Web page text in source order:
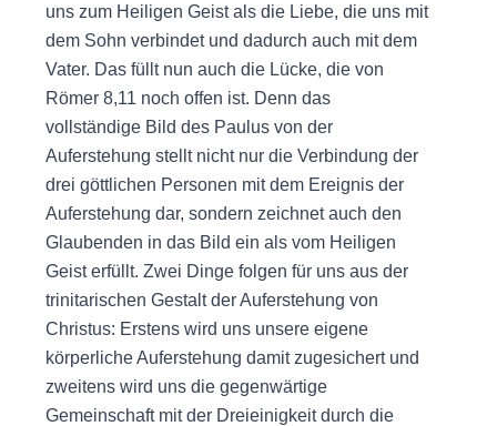
uns zum Heiligen Geist als die Liebe, die uns mit
dem Sohn verbindet und dadurch auch mit dem
Vater. Das füllt nun auch die Lücke, die von
Römer 8,11 noch offen ist. Denn das
vollständige Bild des Paulus von der
Auferstehung stellt nicht nur die Verbindung der
drei göttlichen Personen mit dem Ereignis der
Auferstehung dar, sondern zeichnet auch den
Glaubenden in das Bild ein als vom Heiligen
Geist erfüllt. Zwei Dinge folgen für uns aus der
trinitarischen Gestalt der Auferstehung von
Christus: Erstens wird uns unsere eigene
körperliche Auferstehung damit zugesichert und
zweitens wird uns die gegenwärtige
Gemeinschaft mit der Dreieinigkeit durch die